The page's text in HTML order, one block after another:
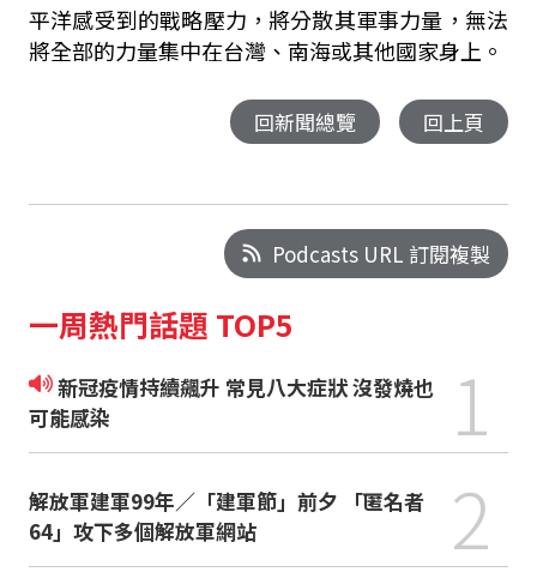
平洋感受到的戰略壓力，將分散其軍事力量，無法
將全部的力量集中在台灣、南海或其他國家身上。
回新聞總覽 回上頁
Podcasts URL 訂閱複製
一周熱門話題 TOP5
新冠疫情持續飆升 常見八大症狀 沒發燒也
可能感染
1
解放軍建軍99年／「建軍節」前夕 「匿名者
64」攻下多個解放軍網站
2